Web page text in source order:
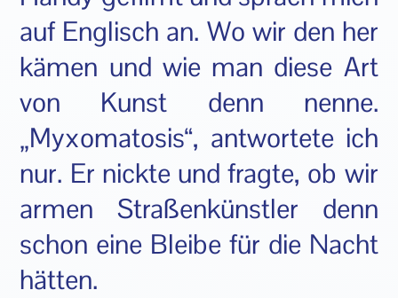
auf Englisch an. Wo wir den her
kämen und wie man diese Art
von Kunst denn nenne.
„Myxomatosis“, antwortete ich
nur. Er nickte und fragte, ob wir
armen Straßenkünstler denn
schon eine Bleibe für die Nacht
hätten.